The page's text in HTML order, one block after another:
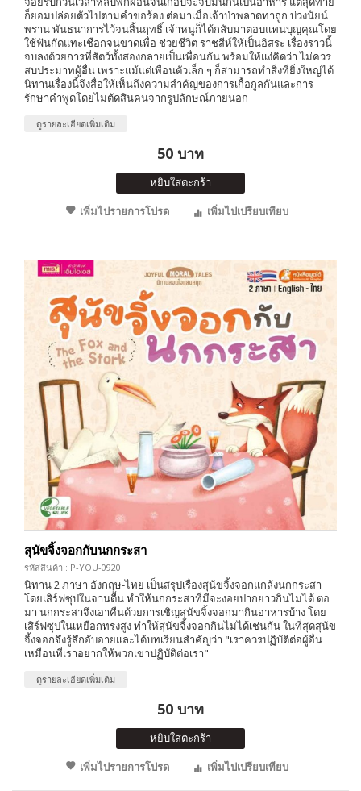
ก็ยอมปล่อยตัวไปตามคำขอร้อง ต่อมาเมื่อเจ้าป่าพลาดท่าถูก บ่วงนัยน์
พราน พันธนาการไว้จนสิ้นฤทธิ์ เจ้าหนูก็ได้กลับมาตอบแทนบุญคุณโดย
ใช้ฟันกัดแทะเชือกจนขาดเพื่อ ช่วยชีวิต ราชสีห์ให้เป็นอิสระ เรื่องราวนี้
จบลงด้วยการที่สัตว์ทั้งสองกลายเป็นเพื่อนกัน พร้อมให้แง่คิดว่า ไม่ควร
สบประมาทผู้อื่น เพราะแม้แต่เพื่อนตัวเล็ก ๆ ก็สามารถทำสิ่งที่ยิ่งใหญ่ได้
นิทานเรื่องนี้จึงสื่อให้เห็นถึงความสำคัญของการเกื้อกูลกันและการ
รักษาคำพูดโดยไม่ตัดสินคนจากรูปลักษณ์ภายนอก
ดูรายละเอียดเพิ่มเติม
50 บาท
หยิบใส่ตะกร้า
เพิ่มไปรายการโปรด
เพิ่มไปเปรียบเทียบ
สุนัขจิ้งจอกกับนกกระสา
รหัสสินค้า : P-YOU-0920
นิทาน 2 ภาษา อังกฤษ-ไทย เป็นสรุปเรื่องสุนัขจิ้งจอกแกล้งนกกระสา
โดยเสิร์ฟซุปในจานตื้น ทำให้นกกระสาที่มีจะงอยปากยาวกินไม่ได้ ต่อ
มา นกกระสาจึงเอาคืนด้วยการเชิญสุนัขจิ้งจอกมากินอาหารบ้าง โดย
เสิร์ฟซุปในเหยือกทรงสูง ทำให้สุนัขจิ้งจอกกินไม่ได้เช่นกัน ในที่สุดสุนัข
จิ้งจอกจึงรู้สึกอับอายและได้บทเรียนสำคัญว่า "เราควรปฏิบัติต่อผู้อื่น
เหมือนที่เราอยากให้พวกเขาปฏิบัติต่อเรา"
ดูรายละเอียดเพิ่มเติม
50 บาท
หยิบใส่ตะกร้า
เพิ่มไปรายการโปรด
เพิ่มไปเปรียบเทียบ